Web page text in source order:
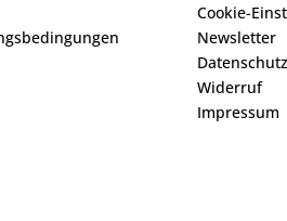
Cookie-
Newsletter
Datenschutz
Widerruf
Impressum